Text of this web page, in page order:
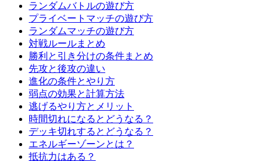
ランダムバトルの遊び方
プライベートマッチの遊び方
ランダムマッチの遊び方
対戦ルールまとめ
勝利と引き分けの条件まとめ
先攻と後攻の違い
進化の条件とやり方
弱点の効果と計算方法
逃げるやり方とメリット
時間切れになるとどうなる？
デッキ切れするとどうなる？
エネルギーゾーンとは？
抵抗力はある？